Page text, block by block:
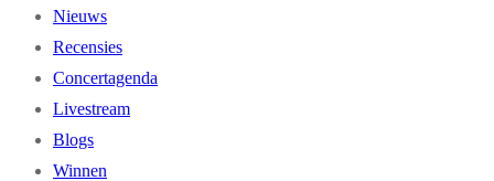
Nieuws
Recensies
Concertagenda
Livestream
Blogs
Winnen